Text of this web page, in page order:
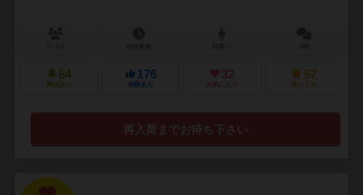
54
興味あり
176
経験あり
32
お気に入り
57
持ってる
再入荷までお待ち下さい